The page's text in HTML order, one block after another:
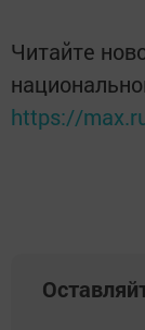
Читайте
https://